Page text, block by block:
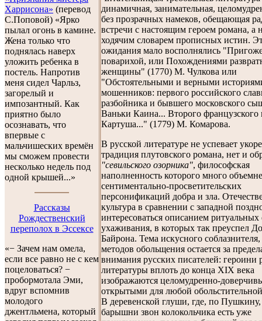
Харрисона» (перевод
С.Поповой) «Ярко
пылал огонь в камине.
Жена только что
поднялась наверх
уложить ребенка в
постель. Напротив
меня сидел Чарльз,
загорелый и
импозантный. Как
приятно было
осознавать, что
впервые с
мальчишеских времён
мы сможем провести
несколько недель под
одной крышей...»
Рассказы
Рождественский
переполох в Эссексе
«− Зачем нам омела,
если все равно не с кем
поцеловаться? −
пробормотала Эми,
вдруг вспомнив
молодого
джентльмена, который
динамичная, занимательная,
без прозрачных намеков, обещающая
встречи с настоящим героем романа, а
ходячим словарем прописных истин.
ожидания мало восполнялись
поварихой, или Похождениями
женщины" (1770) М. Чулкова или
"Обстоятельными и верными
мошенников: первого российского
разбойника и бывшего московского
Ваньки Каина... Второго
Картуша..." (1779) М. Комарова.
В русской литературе не успевает
традиция плутовского романа, нет и
"севильского озорника", философская
наполненность которого много
сентиментально-просветительских
персонификаций добра и зла.
культура в сравнении с западной
интересоваться описанием
ухаживания, в которых так преуспел
Байрона. Тема искусного
методов обольщения остается за
внимания русских писателей: героини
литературы вплоть до конца XIX века
изображаются целомудренно-
открытыми для любой
В деревенской глуши, где, по
барышни звон колокольчика есть уже